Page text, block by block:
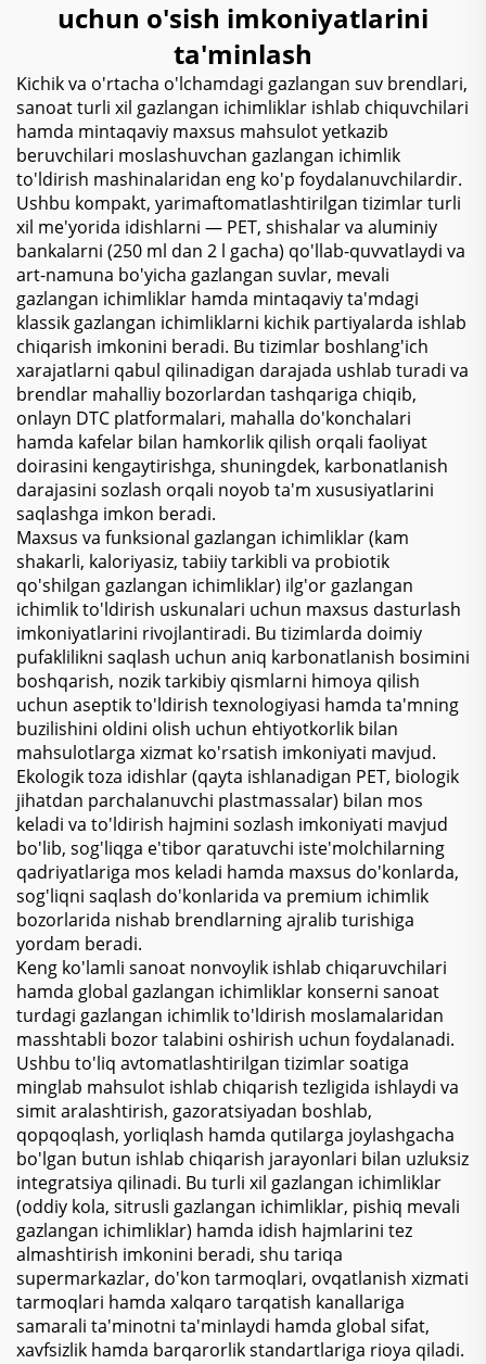
uchun o'sish imkoniyatlarini
ta'minlash
Kichik va o'rtacha o'lchamdagi gazlangan suv brendlari,
sanoat turli xil gazlangan ichimliklar ishlab chiquvchilari
hamda mintaqaviy maxsus mahsulot yetkazib
beruvchilari moslashuvchan gazlangan ichimlik
to'ldirish mashinalaridan eng ko'p foydalanuvchilardir.
Ushbu kompakt, yarimaftomatlashtirilgan tizimlar turli
xil me'yorida idishlarni — PET, shishalar va aluminiy
bankalarni (250 ml dan 2 l gacha) qo'llab-quvvatlaydi va
art-namuna bo'yicha gazlangan suvlar, mevali
gazlangan ichimliklar hamda mintaqaviy ta'mdagi
klassik gazlangan ichimliklarni kichik partiyalarda ishlab
chiqarish imkonini beradi. Bu tizimlar boshlang'ich
xarajatlarni qabul qilinadigan darajada ushlab turadi va
brendlar mahalliy bozorlardan tashqariga chiqib,
onlayn DTC platformalari, mahalla do'konchalari
hamda kafelar bilan hamkorlik qilish orqali faoliyat
doirasini kengaytirishga, shuningdek, karbonatlanish
darajasini sozlash orqali noyob ta'm xususiyatlarini
saqlashga imkon beradi.
Maxsus va funksional gazlangan ichimliklar (kam
shakarli, kaloriyasiz, tabiiy tarkibli va probiotik
qo'shilgan gazlangan ichimliklar) ilg'or gazlangan
ichimlik to'ldirish uskunalari uchun maxsus dasturlash
imkoniyatlarini rivojlantiradi. Bu tizimlarda doimiy
pufaklilikni saqlash uchun aniq karbonatlanish bosimini
boshqarish, nozik tarkibiy qismlarni himoya qilish
uchun aseptik to'ldirish texnologiyasi hamda ta'mning
buzilishini oldini olish uchun ehtiyotkorlik bilan
mahsulotlarga xizmat ko'rsatish imkoniyati mavjud.
Ekologik toza idishlar (qayta ishlanadigan PET, biologik
jihatdan parchalanuvchi plastmassalar) bilan mos
keladi va to'ldirish hajmini sozlash imkoniyati mavjud
bo'lib, sog'liqga e'tibor qaratuvchi iste'molchilarning
qadriyatlariga mos keladi hamda maxsus do'konlarda,
sog'liqni saqlash do'konlarida va premium ichimlik
bozorlarida nishab brendlarning ajralib turishiga
yordam beradi.
Keng ko'lamli sanoat nonvoylik ishlab chiqaruvchilari
hamda global gazlangan ichimliklar konserni sanoat
turdagi gazlangan ichimlik to'ldirish moslamalaridan
masshtabli bozor talabini oshirish uchun foydalanadi.
Ushbu to'liq avtomatlashtirilgan tizimlar soatiga
minglab mahsulot ishlab chiqarish tezligida ishlaydi va
simit aralashtirish, gazoratsiyadan boshlab,
qopqoqlash, yorliqlash hamda qutilarga joylashgacha
bo'lgan butun ishlab chiqarish jarayonlari bilan uzluksiz
integratsiya qilinadi. Bu turli xil gazlangan ichimliklar
(oddiy kola, sitrusli gazlangan ichimliklar, pishiq mevali
gazlangan ichimliklar) hamda idish hajmlarini tez
almashtirish imkonini beradi, shu tariqa
supermarkazlar, do'kon tarmoqlari, ovqatlanish xizmati
tarmoqlari hamda xalqaro tarqatish kanallariga
samarali ta'minotni ta'minlaydi hamda global sifat,
xavfsizlik hamda barqarorlik standartlariga rioya qiladi.